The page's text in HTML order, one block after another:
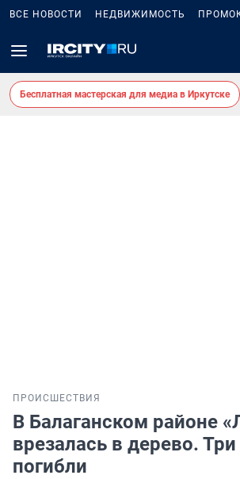
ВСЕ НОВОСТИ НЕДВИЖИМОСТЬ
Бесплатная мастерская для медиа в Иркутске
ПРОИСШЕСТВИЯ
В Балаганском районе
врезалась в дерево.
погибли